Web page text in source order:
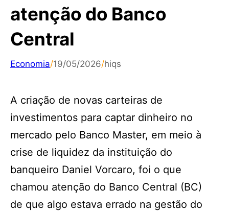
atenção do Banco
Central
Economia/19/05/2026/hiqs
A criação de novas carteiras de
investimentos para captar dinheiro no
mercado pelo Banco Master, em meio à
crise de liquidez da instituição do
banqueiro Daniel Vorcaro, foi o que
chamou atenção do Banco Central (BC)
de que algo estava errado na gestão do